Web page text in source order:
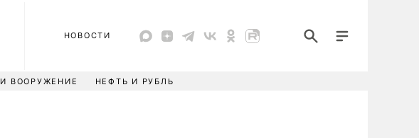
НОВОСТИ
ВООРУЖЕНИЕ НЕФТЬ И РУБЛЬ